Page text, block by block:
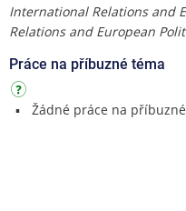
International Relations and
Relations and European
Práce na příbuzné téma
Žádné práce na